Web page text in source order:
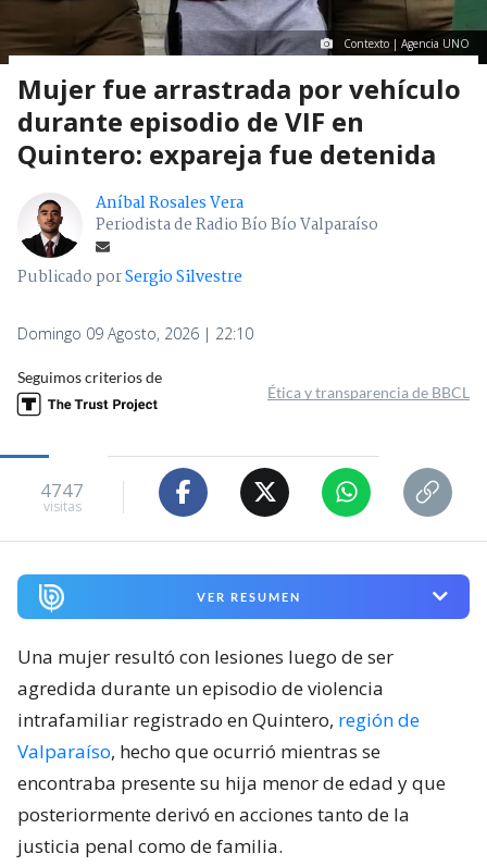
Contexto | Agencia UNO
Mujer fue arrastrada por vehículo
durante episodio de VIF en
Quintero: expareja fue detenida
Aníbal Rosales Vera
Periodista de Radio Bío Bío Valparaíso
Publicado porSergio Silvestre
Domingo 09 Agosto, 2026 | 22:10
Seguimos criterios de
Ética y transparencia de BBCL
4747
visitas
VER RESUMEN
Una mujer resultó con lesiones luego de ser
agredida durante un episodio de violencia
intrafamiliar registrado en Quintero, región de
Valparaíso, hecho que ocurrió mientras se
encontraba presente su hija menor de edad y que
posteriormente derivó en acciones tanto de la
justicia penal como de familia.